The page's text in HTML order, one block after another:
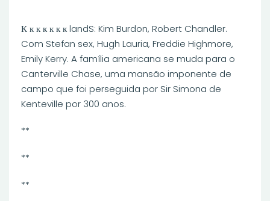
К к к к к к к landS: Kim Burdon, Robert Chandler.
Com Stefan sex, Hugh Lauria, Freddie Highmore,
Emily Kerry. A família americana se muda para o
Canterville Chase, uma mansão imponente de
campo que foi perseguida por Sir Simona de
Kenteville por 300 anos.
**
**
**